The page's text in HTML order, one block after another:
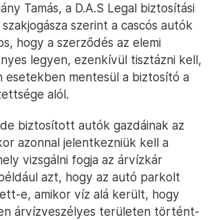
Tamás, a D.A.S Legal biztosítási
szerint a cascós autók
hogy a szerződés az elemi
legyen, ezenkívül tisztázni kell,
esetekben mentesül a biztosító a
alól.
biztosított autók gazdáinak az
azonnal jelentkezniük kell a
vizsgálni fogja az árvízkár
azt, hogy az autó parkolt
e, amikor víz alá került, hogy
árvízveszélyes területen történt-